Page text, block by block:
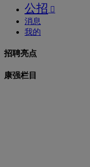
公招 
消息
我的
招聘亮点
康强栏目